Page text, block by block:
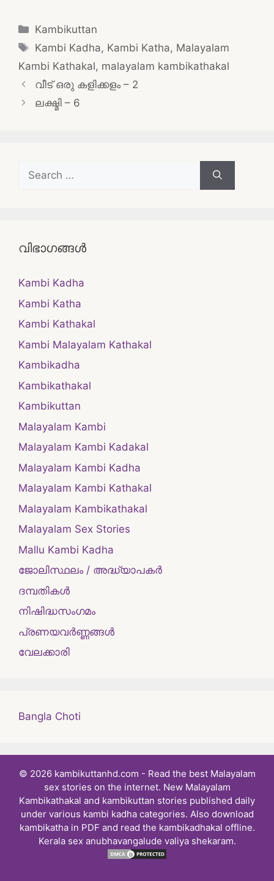
Categories
Kambikuttan
Tags
Kambi Kadha, Kambi Katha, Malayalam
Kambi Kathakal, malayalam kambikathakal
Post
navigation
വീട് ഒരു കളിക്കളം – 2
ലക്ഷ്മി – 6
Search
for:
വിഭാഗങ്ങൾ
Kambi Kadha
Kambi Katha
Kambi Kathakal
Kambi Malayalam Kathakal
Kambikadha
Kambikathakal
Kambikuttan
Malayalam Kambi
Malayalam Kambi Kadakal
Malayalam Kambi Kadha
Malayalam Kambi Kathakal
Malayalam Kambikathakal
Malayalam Sex Stories
Mallu Kambi Kadha
ജോലിസ്ഥലം / അദ്ധ്യാപകർ
ദമ്പതികള്‍
നിഷിദ്ധസംഗമം
പ്രണയവർണ്ണങ്ങൾ
വേലക്കാരി
Bangla Choti
© 2026 kambikuttanhd.com - Read the best Malayalam
sex stories on the internet. New Malayalam
Kambikathakal and kambikuttan stories published daily
under various kambi kadha categories. Also download
kambikatha in PDF and read the kambikadhakal offline.
Kerala sex anubhavangalude valiya shekaram.